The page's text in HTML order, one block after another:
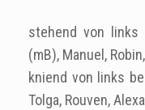
stehend von links
(mB), Manuel,
kniend von links
Tolga, Rouven,